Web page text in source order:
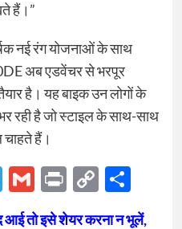
हैं।”
नई रंग योजनाओं के साथ
अब एडवेंचर से भरपूर
है। यह बाइक उन लोगों के
रही है जो स्टाइल के साथ-साथ
चाहते हैं।
Telegram
Gmail
Print
Copy
Link
तो इसे शेयर करना न भूलें,